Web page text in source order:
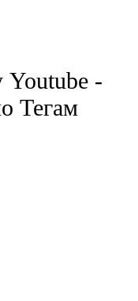
Youtube -
Тегам